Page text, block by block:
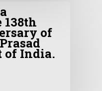
138th
of
of India.